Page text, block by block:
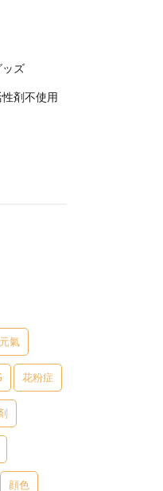
ズ
剤不使用
氣
花粉症
顔色